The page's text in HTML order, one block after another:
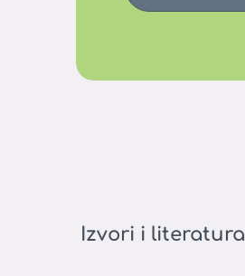
Izvori i literatura